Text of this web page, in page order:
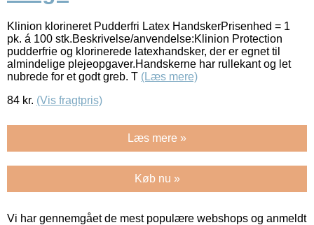
Klinion klorineret Pudderfri Latex HandskerPrisenhed = 1
pk. á 100 stk.Beskrivelse/anvendelse:Klinion Protection
pudderfrie og klorinerede latexhandsker, der er egnet til
almindelige plejeopgaver.Handskerne har rullekant og let
nubrede for et godt greb. T (Læs mere)
84 kr. (Vis fragtpris)
Læs mere »
Køb nu »
Vi har gennemgået de mest populære webshops og anmeldt